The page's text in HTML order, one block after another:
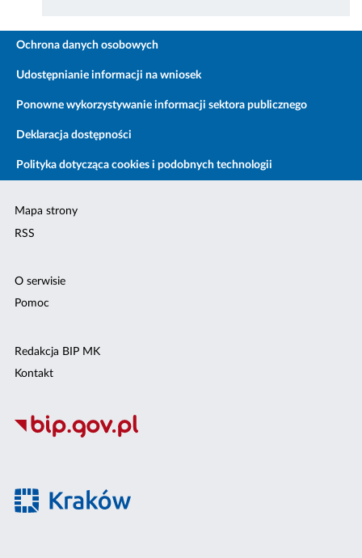
Ochrona danych osobowych
Udostępnianie informacji na wniosek
Ponowne wykorzystywanie informacji sektora publicznego
Deklaracja dostępności
Polityka dotycząca cookies i podobnych technologii
Mapa strony
RSS
O serwisie
Pomoc
Redakcja BIP MK
Kontakt